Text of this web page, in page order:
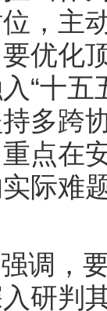
，主
优化
“十
多跨
点在
际难
调，
研判